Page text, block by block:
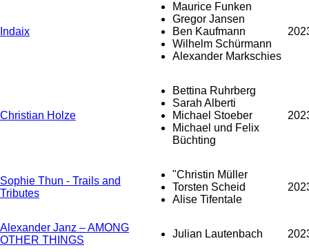
Indaix
Maurice Funken
Gregor Jansen
Ben Kaufmann
Wilhelm Schürmann
Alexander Markschies
Christian Holze
Bettina Ruhrberg
Sarah Alberti
Michael Stoeber
Michael und Felix
Büchting
Sophie Thun - Trails and
Tributes
"Christin Müller
Torsten Scheid
Alise Tifentale
Alexander Janz – AMONG
OTHER THINGS
Julian Lautenbach